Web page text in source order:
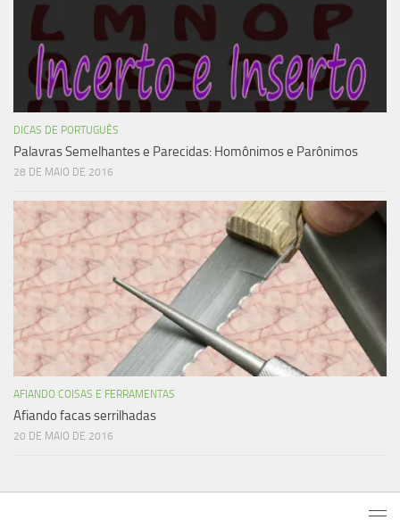
DICAS DE PORTUGUÊS
Palavras Semelhantes e Parecidas: Homônimos e Parônimos
28 DE MAIO DE 2016
AFIANDO COISAS E FERRAMENTAS
Afiando facas serrilhadas
20 DE MAIO DE 2016